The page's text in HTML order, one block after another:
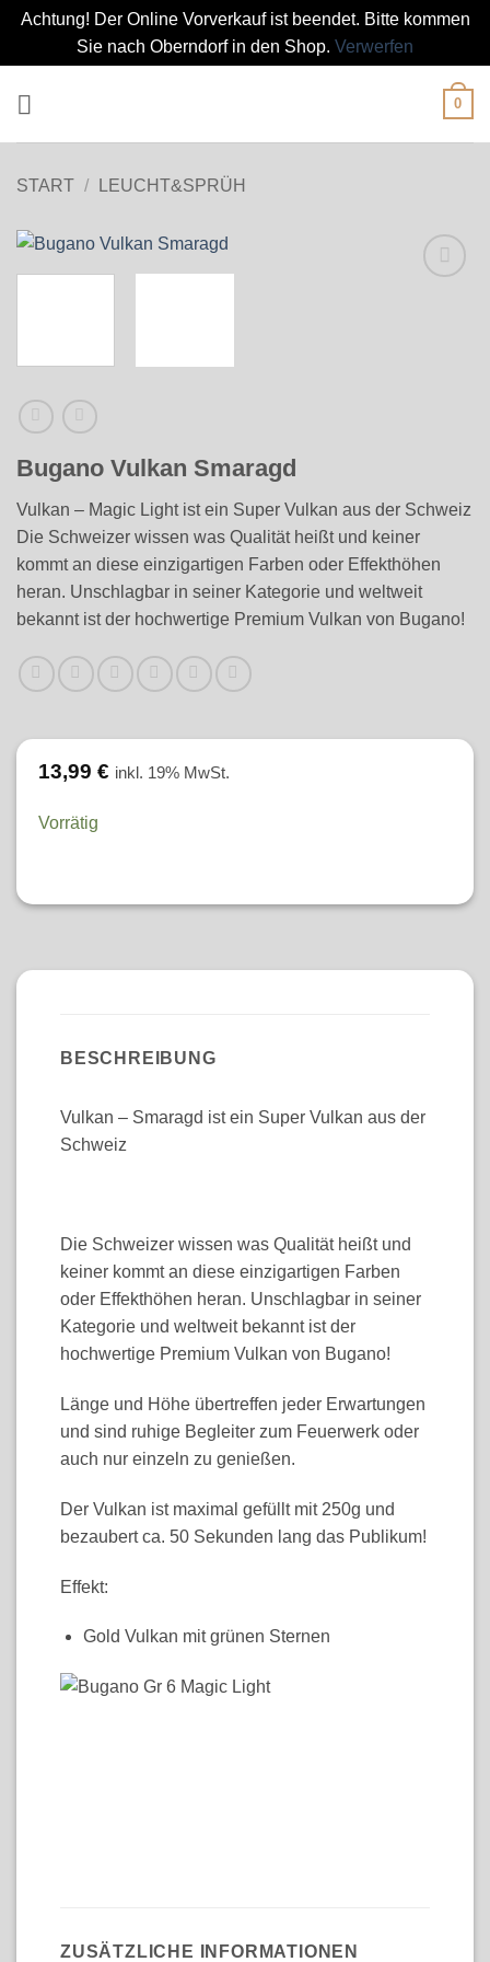
Achtung! Der Online Vorverkauf ist beendet. Bitte kommen
Sie nach Oberndorf in den Shop. Verwerfen
0
START / LEUCHT&SPRÜH
Bugano Vulkan Smaragd
Vulkan – Magic Light ist ein Super Vulkan aus der Schweiz
Die Schweizer wissen was Qualität heißt und keiner
kommt an diese einzigartigen Farben oder Effekthöhen
heran. Unschlagbar in seiner Kategorie und weltweit
bekannt ist der hochwertige Premium Vulkan von Bugano!
13,99 € inkl. 19% MwSt.
Vorrätig
BESCHREIBUNG
Vulkan – Smaragd ist ein Super Vulkan aus der
Schweiz
Die Schweizer wissen was Qualität heißt und
keiner kommt an diese einzigartigen Farben
oder Effekthöhen heran. Unschlagbar in seiner
Kategorie und weltweit bekannt ist der
hochwertige Premium Vulkan von Bugano!
Länge und Höhe übertreffen jeder Erwartungen
und sind ruhige Begleiter zum Feuerwerk oder
auch nur einzeln zu genießen.
Der Vulkan ist maximal gefüllt mit 250g und
bezaubert ca. 50 Sekunden lang das Publikum!
Effekt:
Gold Vulkan mit grünen Sternen
ZUSÄTZLICHE INFORMATIONEN